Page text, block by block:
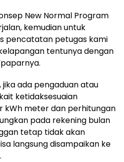
New Normal Program
kemudian untuk
pencatatan petugas kami
tentunya dengan
ada pengaduan atau
ketidaksesuaian
kWh meter dan perhitungan
pada rekening bulan
tetap tidak akan
langsung disampaikan ke